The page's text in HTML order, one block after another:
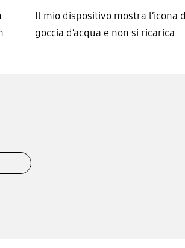
Il mio dispositivo mostra l’icona
goccia d’acqua e non si ricarica